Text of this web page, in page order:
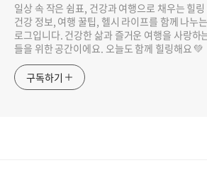
일상 속 작은 쉼표, 건강과 여행으로 채우는 힐
건강 정보, 여행 꿀팁, 헬시 라이프를 함께 나누
로그입니다. 건강한 삶과 즐거운 여행을 사랑하
들을 위한 공간이에요. 오늘도 함께 힐링해요 💚
구독하기